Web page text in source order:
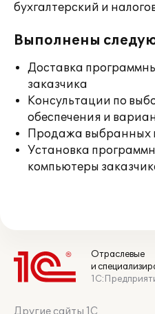
бухгалтерский и
Выполнены
Доставка
заказчика
Консультации по
обеспечения и
Продажа выбранных
Установка
компьютеры
Отраслевые
и
Другие сайты 1С